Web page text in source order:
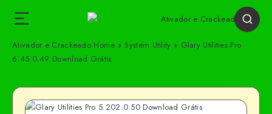
Ativador e Crackeado Home »System Utility » Glary Utilities Pro
6.45.0.49 Download Grátis